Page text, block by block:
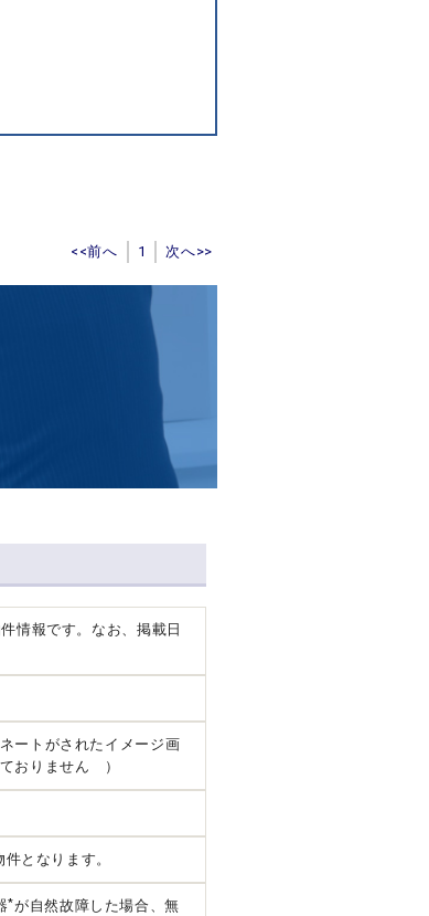
<<前へ 1 次へ>>
情報です。なお、掲載日
ートがされたイメージ画
おりません ）
となります。
*が自然故障した場合、無